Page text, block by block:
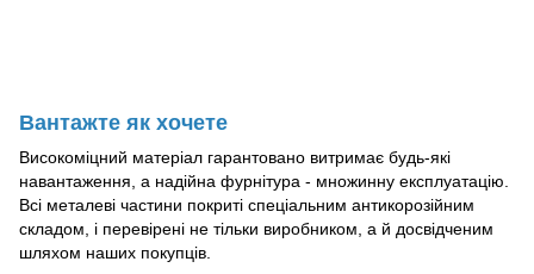
Вантажте як хочете
Високоміцний матеріал гарантовано витримає будь-які
навантаження, а надійна фурнітура - множинну експлуатацію.
Всі металеві частини покриті спеціальним антикорозійним
складом, і перевірені не тільки виробником, а й досвідченим
шляхом наших покупців.